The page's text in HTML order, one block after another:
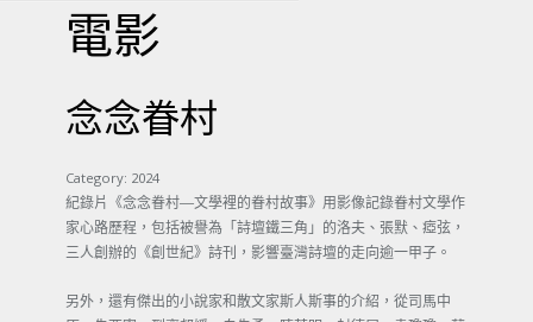
電影
念念眷村
Category: 2024
紀錄片《念念眷村—文學裡的眷村故事》用影像記錄眷村文學作
家心路歷程，包括被譽為「詩壇鐵三角」的洛夫、張默、瘂弦，
三人創辦的《創世紀》詩刊，影響臺灣詩壇的走向逾一甲子。
另外，還有傑出的小說家和散文家斯人斯事的介紹，從司馬中